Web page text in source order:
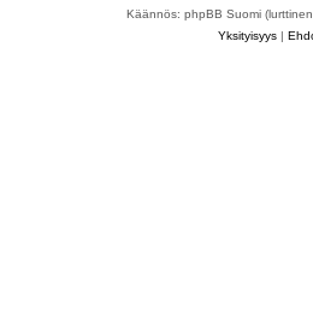
Käännös: phpBB Suomi
Yksityisyys |